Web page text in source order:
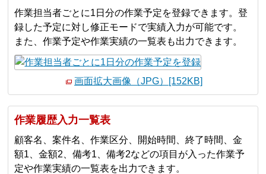
作業担当者ごとに1日分の作業予定を登録できます。登
録した予定に対し修正モードで実績入力が可能です。
また、作業予定や作業実績の一覧表も出力できます。
画面拡大画像（JPG）[152KB]
作業履歴入力一覧表
顧客名、案件名、作業区分、開始時間、終了時間、金
額1、金額2、備考1、備考2などの項目が入った作業予
定や作業実績の一覧表を出力できます。